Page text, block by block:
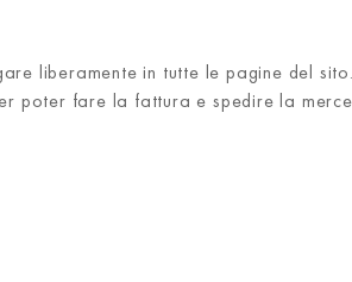
liberamente in tutte le pagine del
poter fare la fattura e spedire la